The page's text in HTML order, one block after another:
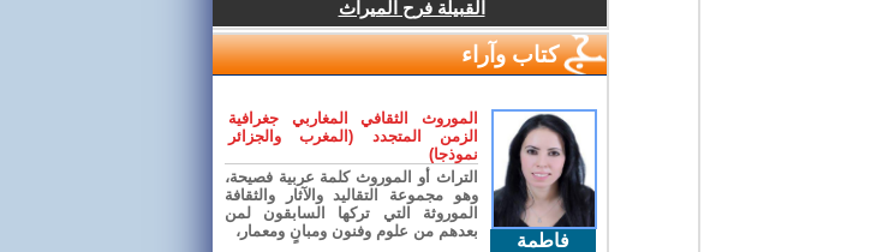
القبيلة فرح الميراث
كتاب وآراء
فاطمة
الموروث الثقافي المغاربي جغرافية
الزمن المتجدد (المغرب والجزائر
نموذجا)
التراث أو الموروث كلمة عربية فصيحة،
وهو مجموعة التقاليد والآثار والثقافة
الموروثة التي تركها السابقون لمن
بعدهم من علوم وفنون ومبانٍ ومعمار،